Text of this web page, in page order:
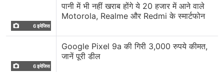
6 इमेजिस
पानी में भी नहीं खराब होंगे ये 20 हजार में आने वाले
Motorola, Realme और Redmi के स्मार्टफोन
6 इमेजिस
Google Pixel 9a की गिरी 3,000 रुपये कीमत,
जानें पूरी डील